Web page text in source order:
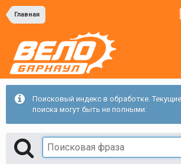
Главная
Поисковый индекс в обработке.
поиска могут быть не полными.